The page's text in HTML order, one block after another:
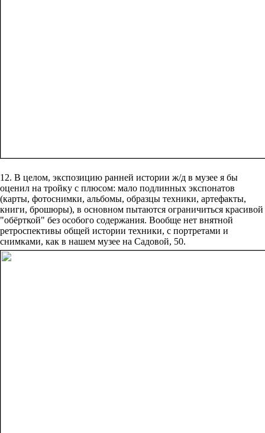
12. В целом, экспозицию ранней истории ж/д в музее я бы
оценил на тройку с плюсом: мало подлинных экспонатов
(карты, фотоснимки, альбомы, образцы техники, артефакты,
книги, брошюры), в основном пытаются ограничиться красивой
"обёрткой" без особого содержания. Вообще нет внятной
ретроспективы общей истории техники, с портретами и
снимками, как в нашем музее на Садовой, 50.